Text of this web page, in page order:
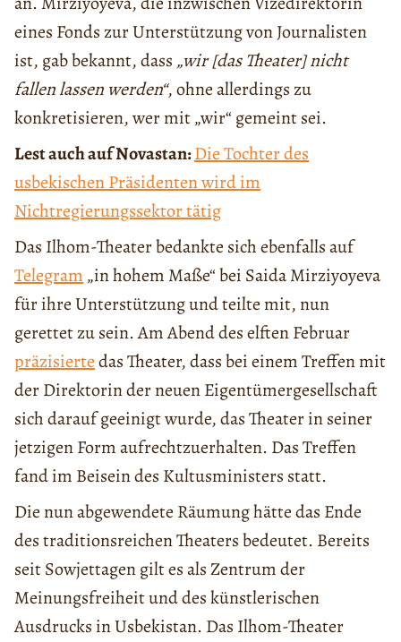
eines Fonds zur Unterstützung von Journalisten
ist, gab bekannt, dass „wir [das Theater] nicht
fallen lassen werden“, ohne allerdings zu
konkretisieren, wer mit „wir“ gemeint sei.
Lest auch auf Novastan:Die Tochter des
usbekischen Präsidenten wird im
Nichtregierungssektor tätig
Das Ilhom-Theater bedankte sich ebenfalls auf
Telegram „in hohem Maße“ bei Saida Mirziyoyeva
für ihre Unterstützung und teilte mit, nun
gerettet zu sein. Am Abend des elften Februar
präzisiertedas Theater, dass bei einem Treffen mit
der Direktorin der neuen Eigentümergesellschaft
sich darauf geeinigt wurde, das Theater in seiner
jetzigen Form aufrechtzuerhalten. Das Treffen
fand im Beisein des Kultusministers statt.
Die nun abgewendete Räumung hätte das Ende
des traditionsreichen Theaters bedeutet. Bereits
seit Sowjettagen gilt es als Zentrum der
Meinungsfreiheit und des künstlerischen
Ausdrucks in Usbekistan. Das Ilhom-Theater